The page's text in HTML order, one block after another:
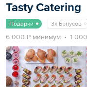
Tasty Catering
Подарки 3x Бонусов
6 000 ₽ минимум 1